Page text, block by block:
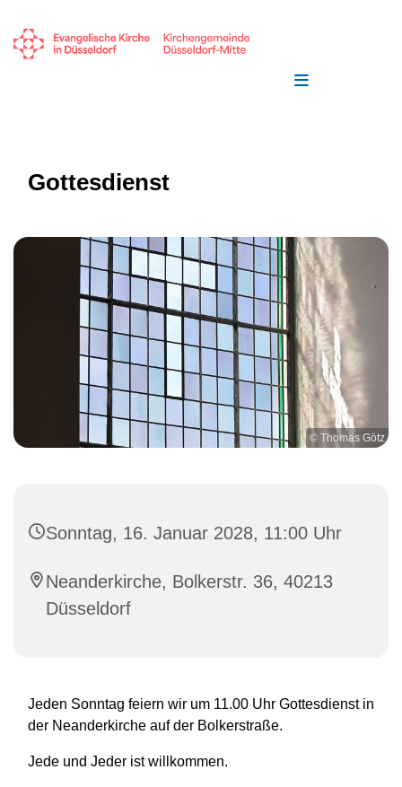
Gottesdienst
© Thomas Götz
Sonntag, 16. Januar 2028, 11:00 Uhr
Neanderkirche, Bolkerstr. 36, 40213
Düsseldorf
Jeden Sonntag feiern wir um 11.00 Uhr Gottesdienst in
der Neanderkirche auf der Bolkerstraße.
Jede und Jeder ist willkommen.